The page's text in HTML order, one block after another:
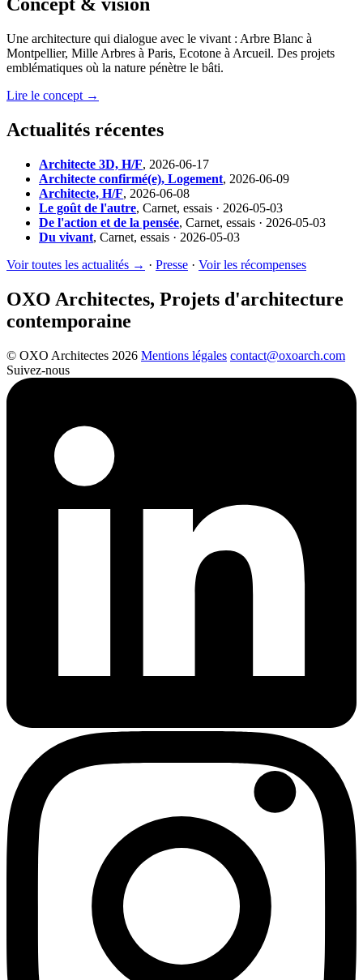
Concept & vision
Une architecture qui dialogue avec le vivant : Arbre Blanc à
Montpellier, Mille Arbres à Paris, Ecotone à Arcueil. Des projets
emblématiques où la nature pénètre le bâti.
Lire le concept →
Actualités récentes
Architecte 3D, H/F, 2026-06-17
Architecte confirmé(e), Logement, 2026-06-09
Architecte, H/F, 2026-06-08
Le goût de l'autre, Carnet, essais · 2026-05-03
De l'action et de la pensée, Carnet, essais · 2026-05-03
Du vivant, Carnet, essais · 2026-05-03
Voir toutes les actualités → · Presse · Voir les récompenses
OXO Architectes, Projets d'architecture
contemporaine
© OXO Architectes 2026 Mentions légales contact@oxoarch.com
Suivez-nous